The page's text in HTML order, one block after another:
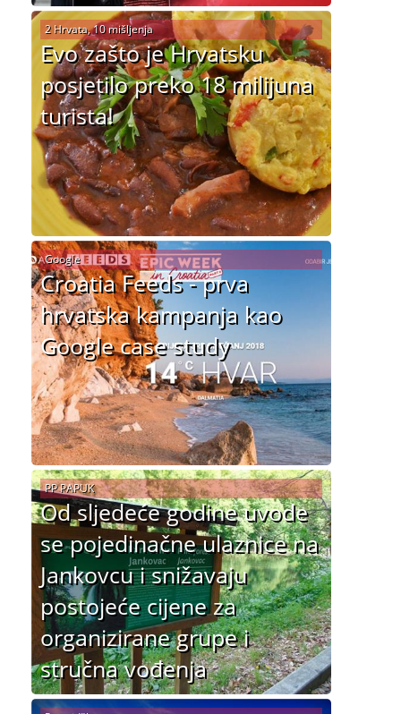
Evo zašto je Hrvatsku
posjetilo preko 18 milijuna
turista!
2 Hrvata, 10 mišljenja
Croatia Feeds - prva
hrvatska kampanja kao
Google case study
Google
Od sljedeće godine uvode
se pojedinačne ulaznice na
Jankovcu i snižavaju
postojeće cijene za
organizirane grupe i
stručna vođenja
PP PAPUK